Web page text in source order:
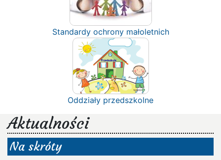
Standardy ochrony małoletnich
Oddziały przedszkolne
Aktualności
Na skróty